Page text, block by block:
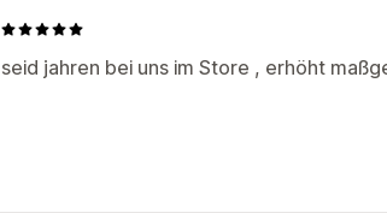
seid jahren bei uns im Store , erhöht